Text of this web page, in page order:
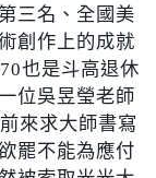
三名、全國美
創作上的成就
70也是斗高退休
位吳昱瑩老師
來求大師書寫
罷不能為應付